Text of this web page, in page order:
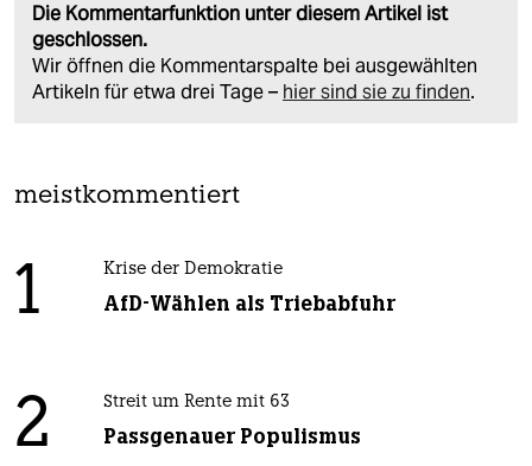
Die Kommentarfunktion unter diesem Artikel ist
geschlossen.
Wir öffnen die Kommentarspalte bei ausgewählten
Artikeln für etwa drei Tage – hier sind sie zu finden.
meistkommentiert
1 Krise der Demokratie
AfD-Wählen als Triebabfuhr
2 Streit um Rente mit 63
Passgenauer Populismus